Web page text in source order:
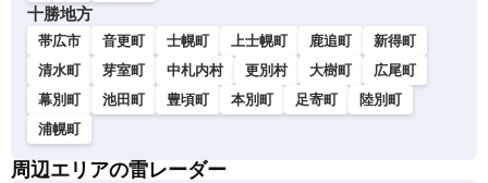
十勝地方
帯広市 音更町 士幌町 上士幌町 鹿追町
新得町
清水町
芽室町 中札内村 更別村 大樹町
広尾町
幕別町
池田町 豊頃町 本別町 足寄町
陸別町
浦幌町
周辺エリアの雷レーダー